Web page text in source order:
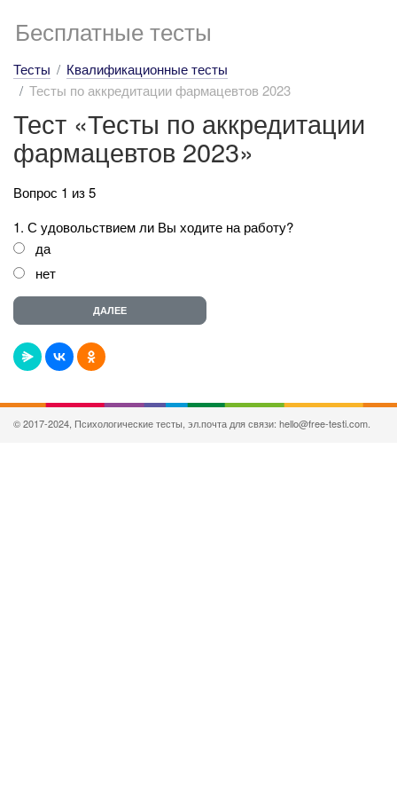
Бесплатные тесты
Тесты
Квалификационные тесты
Тесты по аккредитации фармацевтов 2023
Тест «Тесты по аккредитации
фармацевтов 2023»
Вопрос 1 из 5
1. С удовольствием ли Вы ходите на работу?
да
нет
© 2017-2024, Психологические тесты, эл.почта для связи: hello@free-testi.com.